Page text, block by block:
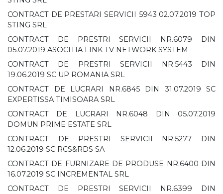
CONTRACT DE PRESTARI SERVICII 5943 02.07.2019 TOP
STING SRL
CONTRACT DE PRESTRI SERVICII NR.6079 DIN
05.07.2019 ASOCITIA LINK TV NETWORK SYSTEM
CONTRACT DE PRESTRI SERVICII NR.5443 DIN
19.06.2019 SC UP ROMANIA SRL
CONTRACT DE LUCRARI NR.6845 DIN 31.07.2019 SC
EXPERTISSA TIMISOARA SRL
CONTRACT DE LUCRARI NR.6048 DIN 05.07.2019
DOMUN PRIME ESTATE SRL
CONTRACT DE PRESTRI SERVICII NR.5277 DIN
12.06.2019 SC RCS&RDS SA
CONTRACT DE FURNIZARE DE PRODUSE NR.6400 DIN
16.07.2019 SC INCREMENTAL SRL
CONTRACT DE PRESTRI SERVICII NR.6399 DIN